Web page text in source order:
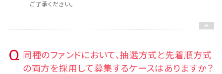
ご了承ください。
同種のファンドにおいて、抽選方式と先着順方式
の両方を採用して募集するケースはありますか？